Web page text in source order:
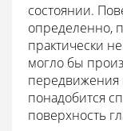
состоянии.
определенно,
практически
могло бы
передвижения
понадобится
поверхность